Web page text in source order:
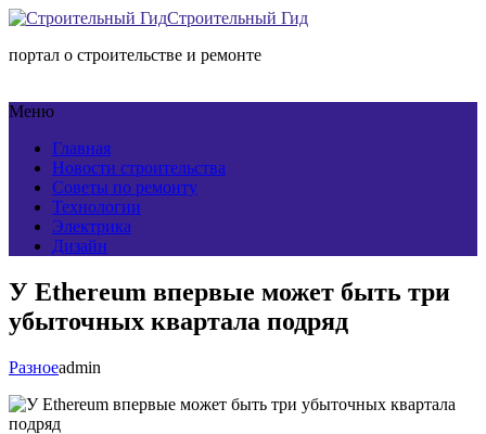
Строительный Гид
портал о строительстве и ремонте
Меню
Главная
Новости строительства
Советы по ремонту
Технологии
Электрика
Дизайн
У Ethereum впервые может быть три
убыточных квартала подряд
Разноеadmin